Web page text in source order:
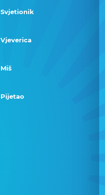
Svjetionik
Vjeverica
Miš
Pijetao